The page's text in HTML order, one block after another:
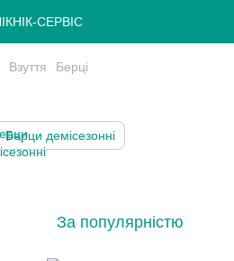
Взуття Берці
Берци демісезонні
За популярністю